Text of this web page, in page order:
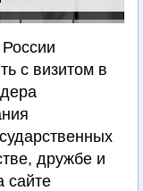
с визитом в
дружбе и
сайте